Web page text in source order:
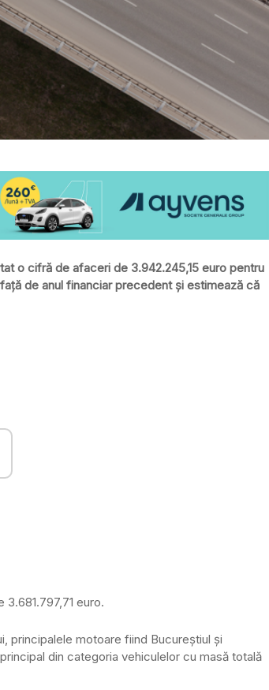
o cifră de afaceri de 3.942.245,15 euro pentru
faţă de anul financiar precedent şi estimează că
3.681.797,71 euro.
principalele motoare fiind Bucureştiul şi
din categoria vehiculelor cu masă totală